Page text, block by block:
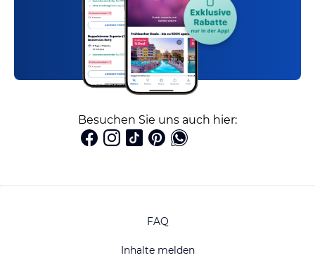
Besuchen Sie uns auch hier:
FAQ
Inhalte melden